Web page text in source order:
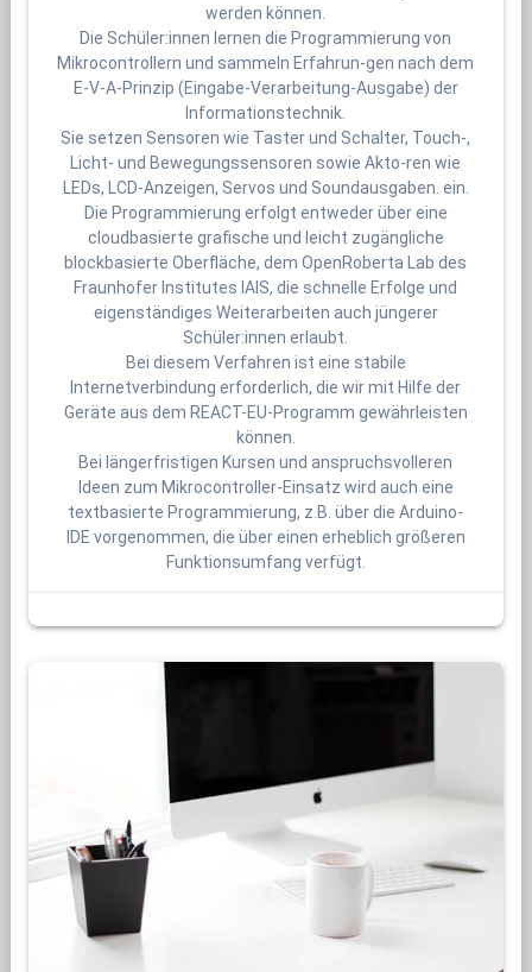
werden können.
Die Schüler:innen lernen die Programmierung von
Mikrocontrollern und sammeln Erfahrun-gen nach dem
E-V-A-Prinzip (Eingabe-Verarbeitung-Ausgabe) der
Informationstechnik.
Sie setzen Sensoren wie Taster und Schalter, Touch-,
Licht- und Bewegungssensoren sowie Akto-ren wie
LEDs, LCD-Anzeigen, Servos und Soundausgaben. ein.
Die Programmierung erfolgt entweder über eine
cloudbasierte grafische und leicht zugängliche
blockbasierte Oberfläche, dem OpenRoberta Lab des
Fraunhofer Institutes IAIS, die schnelle Erfolge und
eigenständiges Weiterarbeiten auch jüngerer
Schüler:innen erlaubt.
Bei diesem Verfahren ist eine stabile
Internetverbindung erforderlich, die wir mit Hilfe der
Geräte aus dem REACT-EU-Programm gewährleisten
können.
Bei längerfristigen Kursen und anspruchsvolleren
Ideen zum Mikrocontroller-Einsatz wird auch eine
textbasierte Programmierung, z.B. über die Arduino-
IDE vorgenommen, die über einen erheblich größeren
Funktionsumfang verfügt.